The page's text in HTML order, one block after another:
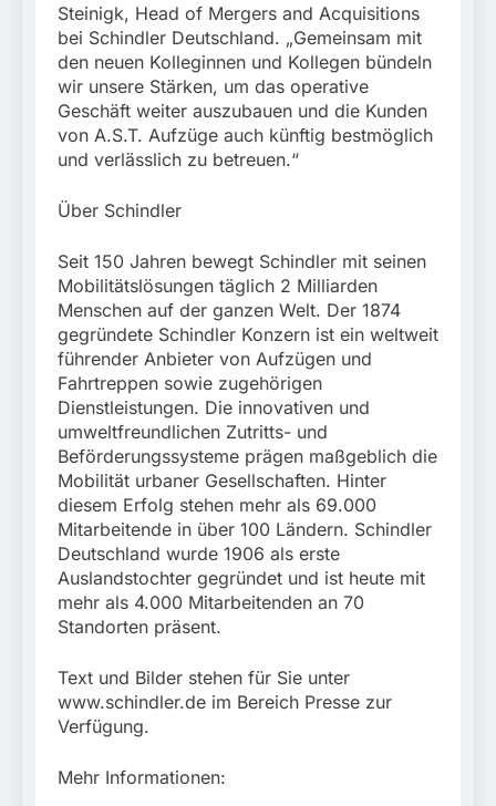
Steinigk, Head of Mergers and Acquisitions
bei Schindler Deutschland. „Gemeinsam mit
den neuen Kolleginnen und Kollegen bündeln
wir unsere Stärken, um das operative
Geschäft weiter auszubauen und die Kunden
von A.S.T. Aufzüge auch künftig bestmöglich
und verlässlich zu betreuen.“
Über Schindler
Seit 150 Jahren bewegt Schindler mit seinen
Mobilitätslösungen täglich 2 Milliarden
Menschen auf der ganzen Welt. Der 1874
gegründete Schindler Konzern ist ein weltweit
führender Anbieter von Aufzügen und
Fahrtreppen sowie zugehörigen
Dienstleistungen. Die innovativen und
umweltfreundlichen Zutritts- und
Beförderungssysteme prägen maßgeblich die
Mobilität urbaner Gesellschaften. Hinter
diesem Erfolg stehen mehr als 69.000
Mitarbeitende in über 100 Ländern. Schindler
Deutschland wurde 1906 als erste
Auslandstochter gegründet und ist heute mit
mehr als 4.000 Mitarbeitenden an 70
Standorten präsent.
Text und Bilder stehen für Sie unter
www.schindler.de im Bereich Presse zur
Verfügung.
Mehr Informationen: